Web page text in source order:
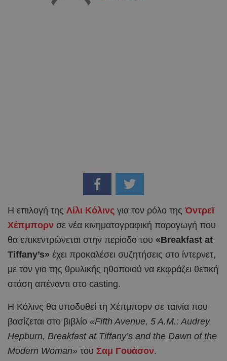
Η επιλογή της Λίλι Κόλινς για τον ρόλο της Όντρεϊ
Χέπμπορν σε νέα κινηματογραφική παραγωγή που
θα επικεντρώνεται στην περίοδο του «Breakfast at
Tiffany’s» έχει προκαλέσει συζητήσεις στο ίντερνετ,
με τον γιο της θρυλικής ηθοποιού να εκφράζει θετική
στάση απέναντι στο casting.
Η Κόλινς θα υποδυθεί τη Χέπμπορν σε ταινία που
βασίζεται στο βιβλίο «Fifth Avenue, 5 A.M.: Audrey
Hepburn, Breakfast at Tiffany’s and the Dawn of the
Modern Woman» του Σαμ Γουάσον.